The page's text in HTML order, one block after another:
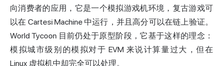
向消费者的应用，它是一个模拟游戏机环境，复古游戏可
以在 Cartesi Machine 中运行，并且高分可以在链上验证。
World Tycoon 目前仍处于原型阶段，它基于这样的理念：
模拟城市级别的模拟对于 EVM 来说计算量过大，但在
Linux 虚拟机中却完全可以处理。